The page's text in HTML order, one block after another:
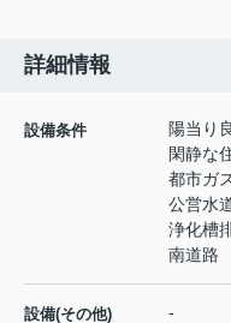
詳細情報
設備条件
陽当り
閑静な
都市ガ
公営水
浄化槽
南道路
設備(その他) -